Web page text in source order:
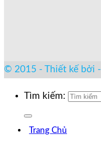
© 2015 - Thiết kế bởi -
Tìm kiếm:
Trang Chủ